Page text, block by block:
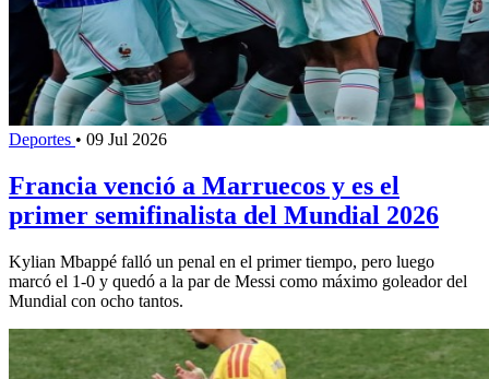
Deportes • 09 Jul 2026
Francia venció a Marruecos y es el
primer semifinalista del Mundial 2026
Kylian Mbappé falló un penal en el primer tiempo, pero luego
marcó el 1-0 y quedó a la par de Messi como máximo goleador del
Mundial con ocho tantos.